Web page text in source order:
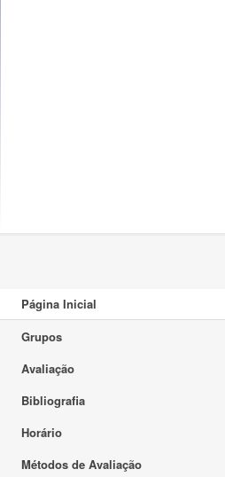
Página Inicial
Grupos
Avaliação
Bibliografia
Horário
Métodos de Avaliação